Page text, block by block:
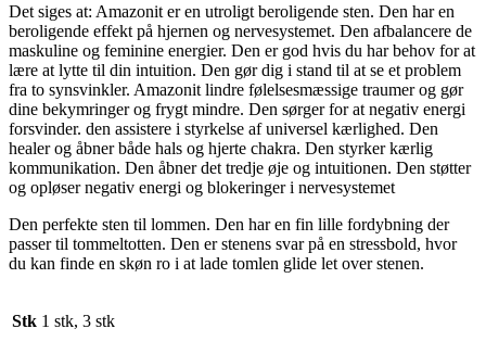
Det siges at: Amazonit er en utroligt beroligende sten. Den har en
beroligende effekt på hjernen og nervesystemet. Den afbalancere de
maskuline og feminine energier. Den er god hvis du har behov for at
lære at lytte til din intuition. Den gør dig i stand til at se et problem
fra to synsvinkler. Amazonit lindre følelsesmæssige traumer og gør
dine bekymringer og frygt mindre. Den sørger for at negativ energi
forsvinder. den assistere i styrkelse af universel kærlighed. Den
healer og åbner både hals og hjerte chakra. Den styrker kærlig
kommunikation. Den åbner det tredje øje og intuitionen. Den støtter
og opløser negativ energi og blokeringer i nervesystemet
Den perfekte sten til lommen. Den har en fin lille fordybning der
passer til tommeltotten. Den er stenens svar på en stressbold, hvor
du kan finde en skøn ro i at lade tomlen glide let over stenen.
Stk 1 stk, 3 stk